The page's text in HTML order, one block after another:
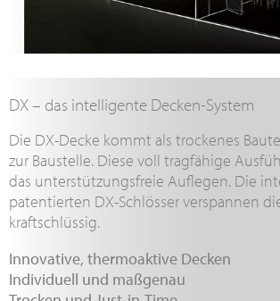
DX – das intelligente Decken-System
Die DX-Decke kommt als trockenes
zur Baustelle. Diese voll tragfähige
das unterstützungsfreie Auflegen. Die
patentierten DX-Schlösser verspannen
kraftschlüssig.
Innovative, thermoaktive Decken
Individuell und maßgenau